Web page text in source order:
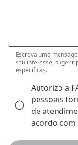
Escreva uma
seu interesse, sugerir
específicas.
Autorizo a
pessoais
de
acordo com